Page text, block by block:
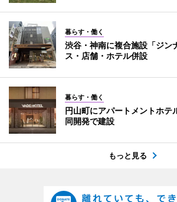
暮らす・働く
渋谷・神南に複合施設「ジ
ス・店舗・ホテル併設
暮らす・働く
円山町にアパートメントホ
同開発で建設
もっと見る